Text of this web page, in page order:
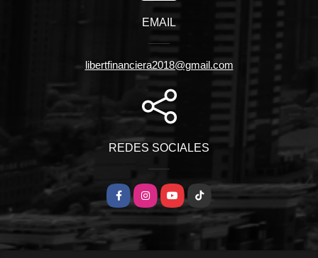
EMAIL
libertfinanciera2018@gmail.com
REDES SOCIALES
FacebookInstagramYouTube
TikTok